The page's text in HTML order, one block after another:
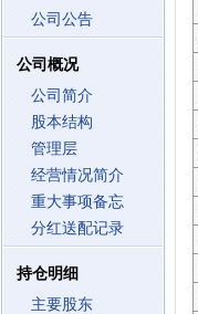
公司公告
公司概况
公司简介
股本结构
管理层
经营情况简介
重大事项备忘
分红送配记录
持仓明细
主要股东